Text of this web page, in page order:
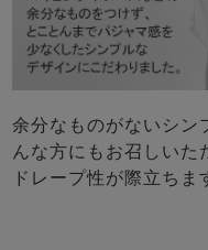
余分なものがないシン
んな方にもお召しいた
ドレープ性が際立ちま